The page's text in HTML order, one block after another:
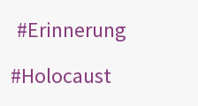
Erinnerung
Holocaust